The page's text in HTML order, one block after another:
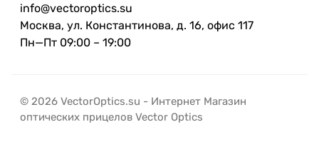
info@vectoroptics.su
Москва, ул. Константинова, д. 16, офис 117
Пн—Пт 09:00 – 19:00
© 2026 VectorOptics.su - Интернет Магазин
оптических прицелов Vector Optics